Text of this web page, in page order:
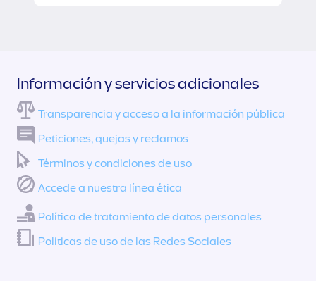
Información y servicios adicionales
Transparencia y acceso a la información pública
Peticiones, quejas y reclamos
Términos y condiciones de uso
Accede a nuestra línea ética
Política de tratamiento de datos personales
Políticas de uso de las Redes Sociales